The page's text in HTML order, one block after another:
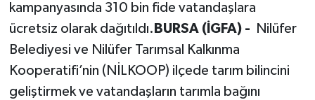
kampanyasında 310 bin fide vatandaşlara
ücretsiz olarak dağıtıldı. BURSA (İGFA) -
Nilüfer
Belediyesi ve Nilüfer Tarımsal Kalkınma
Kooperatifi’nin (NİLKOOP) ilçede tarım bilincini
geliştirmek ve vatandaşların tarımla bağını